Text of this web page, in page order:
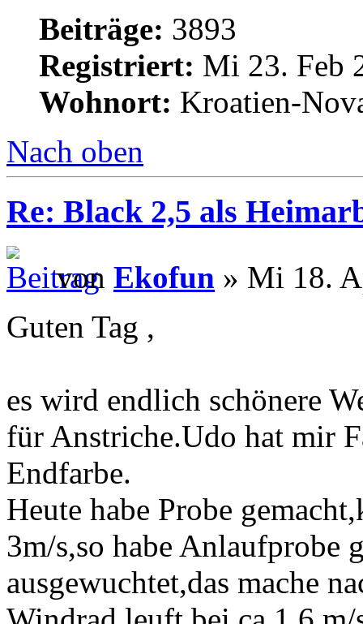
Beiträge: 3893
Registriert: Mi 23. Feb
Wohnort: Kroatien-
Nach oben
Re: Black 2,5 als
von Ekofun » Mi 18.
Guten Tag ,
es wird endlich schönere
für Anstriche.Udo hat mir
Endfarbe.
Heute habe Probe
3m/s,so habe Anlaufprobe
ausgewuchtet,das mache